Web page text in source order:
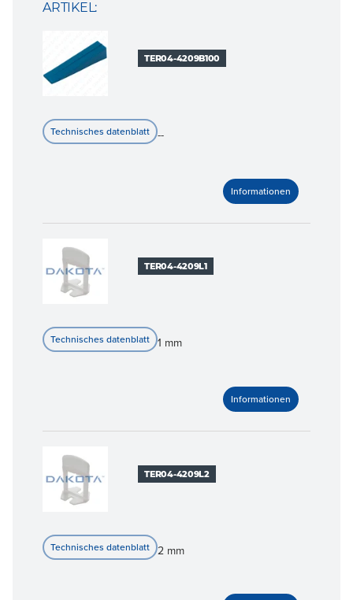
ARTIKEL:
TER04-4209B100
--
TER04-4209L1
1 mm
TER04-4209L2
2 mm